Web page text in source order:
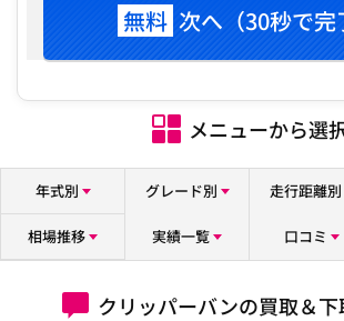
無料 次へ（30秒で完
メニューから選
年式別 グレード別 走行距離別
相場推移 実績一覧 口コミ
クリッパーバンの買取＆